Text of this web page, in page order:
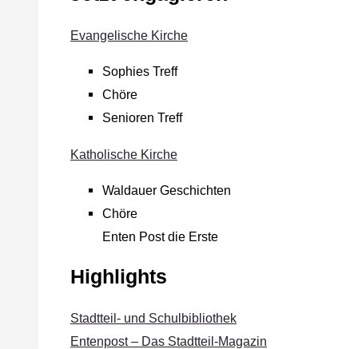
Evangelische Kirche
Sophies Treff
Chöre
Senioren Treff
Katholische Kirche
Waldauer Geschichten
Chöre
Enten Post die Erste
Highlights
Stadtteil- und Schulbibliothek
Entenpost – Das Stadtteil-Magazin